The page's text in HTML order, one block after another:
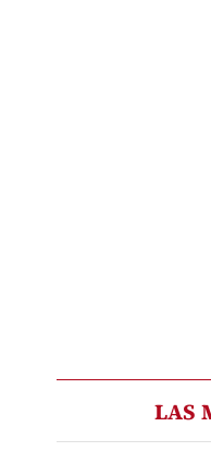
LAS